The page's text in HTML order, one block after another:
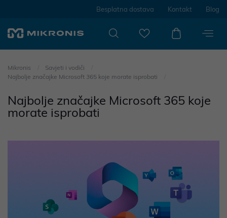
Besplatna dostava Kontakt Blog
Mikronis
Savjeti i vodiči
Najbolje značajke Microsoft 365 koje morate isprobati
Najbolje značajke Microsoft 365 koje
morate isprobati